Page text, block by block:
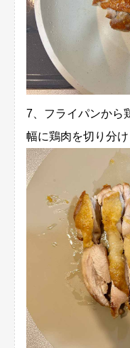
7、フライパンから
幅に鶏肉を切り分け